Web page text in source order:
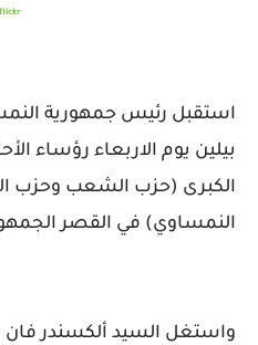
flickr
استقبل رئيس جمهورية
بيلين يوم الاربعاء رؤساء
الكبرى (حزب الشعب وحزب
النمساوي) في القصر
واستغل السيد ألكسندر فان